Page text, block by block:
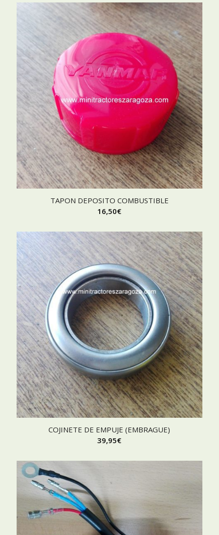
TAPON DEPOSITO COMBUSTIBLE
16,50€
COJINETE DE EMPUJE (EMBRAGUE)
39,95€